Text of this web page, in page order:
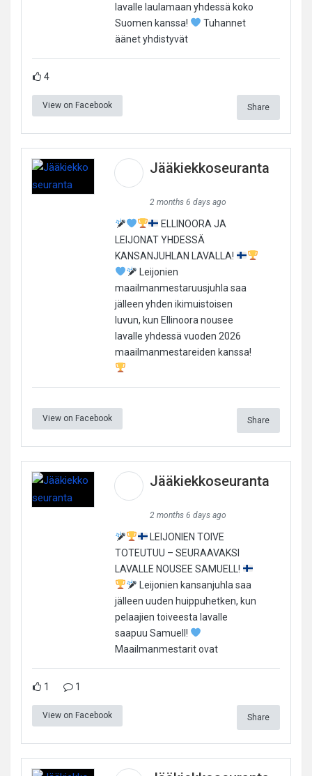
lavalle laulamaan yhdessä koko
Suomen kanssa!
Tuhannet
äänet yhdistyvät
4
View on Facebook Share
Jääkiekkoseuranta
2 months 6 days ago
ELLINOORA JA
LEIJONAT YHDESSÄ
KANSANJUHLAN LAVALLA!
Leijonien
maailmanmestaruusjuhla saa
jälleen yhden ikimuistoisen
luvun, kun Ellinoora nousee
lavalle yhdessä vuoden 2026
maailmanmestareiden kanssa!
View on Facebook Share
Jääkiekkoseuranta
2 months 6 days ago
LEIJONIEN TOIVE
TOTEUTUU – SEURAAVAKSI
LAVALLE NOUSEE SAMUELL!
Leijonien kansanjuhla saa
jälleen uuden huippuhetken, kun
pelaajien toiveesta lavalle
saapuu Samuell!
Maailmanmestarit ovat
1 1
View on Facebook Share